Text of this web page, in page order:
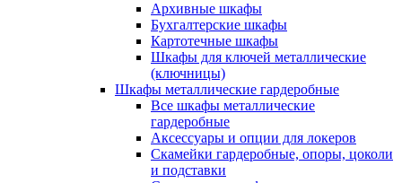
Архивные шкафы
Бухгалтерские шкафы
Картотечные шкафы
Шкафы для ключей металлические
(ключницы)
Шкафы металлические гардеробные
Все шкафы металлические
гардеробные
Аксессуары и опции для локеров
Скамейки гардеробные, опоры, цоколи
и подставки